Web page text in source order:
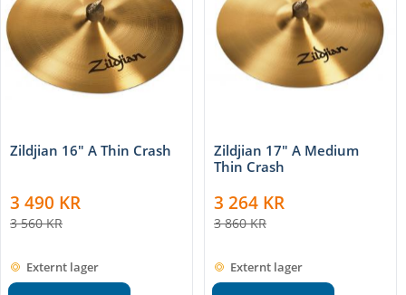
Zildjian 16" A Thin Crash
3 490 KR
3 560KR
Externt lager
Zildjian 17" A Medium
Thin Crash
3 264 KR
3 860KR
Externt lager